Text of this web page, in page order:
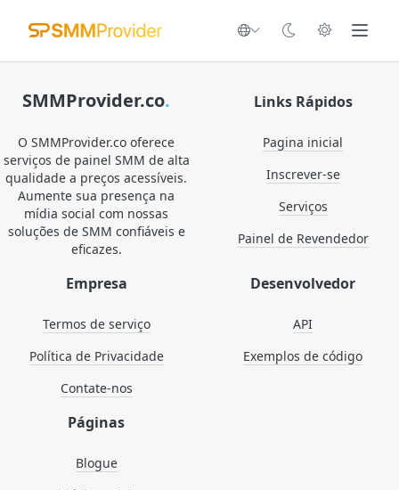
SMMProvider.co.
O SMMProvider.co oferece
serviços de painel SMM de alta
qualidade a preços acessíveis.
Aumente sua presença na
mídia social com nossas
soluções de SMM confiáveis e
eficazes.
Links Rápidos
Pagina inicial
Inscrever-se
Serviços
Painel de Revendedor
Empresa
Termos de serviço
Política de Privacidade
Contate-nos
Desenvolvedor
API
Exemplos de código
Páginas
Blogue